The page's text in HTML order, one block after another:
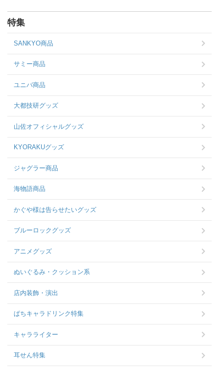
特集
SANKYO商品
サミー商品
ユニバ商品
大都技研グッズ
山佐オフィシャルグッズ
KYORAKUグッズ
ジャグラー商品
海物語商品
かぐや様は告らせたいグッズ
ブルーロックグッズ
アニメグッズ
ぬいぐるみ・クッション系
店内装飾・演出
ぱちキャラドリンク特集
キャラライター
耳せん特集